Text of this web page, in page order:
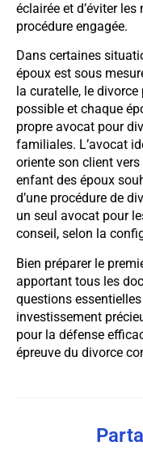
éclairée et d’éviter
procédure engagée.
Dans certaines
époux est sous
la curatelle, le
possible et chaque
propre avocat pour
familiales. L’avocat
oriente son client
enfant des époux
d’une procédure de
un seul avocat pour
conseil, selon la
Bien préparer le
apportant tous les
questions
investissement
pour la défense
épreuve du divorce